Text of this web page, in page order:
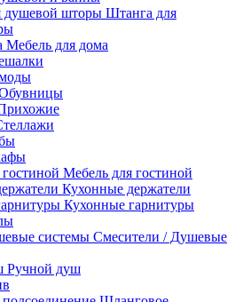
Штанга для
Мебель для дома
Мебель для гостиной
Кухонные держатели
Кухонные гарнитуры
Смесители / Душевые
Ручной душ